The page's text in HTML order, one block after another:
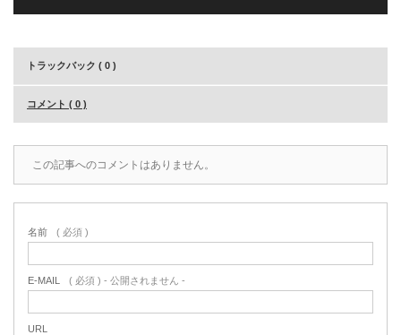
トラックバック ( 0 )
コメント ( 0 )
この記事へのコメントはありません。
名前 ( 必須 )
E-MAIL ( 必須 ) - 公開されません -
URL